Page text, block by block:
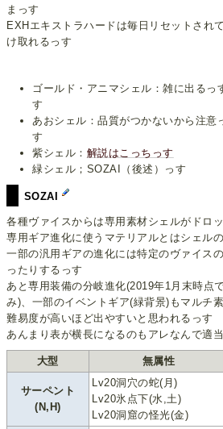
まっす
EXHエキストラハードは毎日リセットされ
け取れるっす
ゴールド・アニマシェル：雑に出るっ
す
あおシェル：品質がつかないから注意
す
紫シェル： 解説はこっちっす
緑シェル；SOZAI（後述）っす
SOZAI
各種ヴァイスからは専用素材シェルがドロ
専用ギア進化に使うマテリアルとはシェル
一部の汎用ギアの進化には特定のヴァイス
ったりするっす
あと専用装備の分岐進化(2019年1月末時点
み)、一部のイベントギア(緑背景)もマルチ
難易度が高いほど出やすいと思われるっす
あんまり表が横長になるのもアレなんで適
大型 無属性
サーペント
(N,H)
Lv20洞穴の蛇(月)
Lv20氷点下(水,土)
Lv20洞窟の怪光(金)